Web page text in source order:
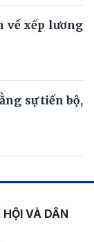
về xếp lương
sự tiến bộ,
VÀ DÂN